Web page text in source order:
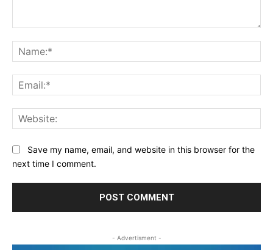
Save my name, email, and website in this browser for the
next time I comment.
- Advertisment -